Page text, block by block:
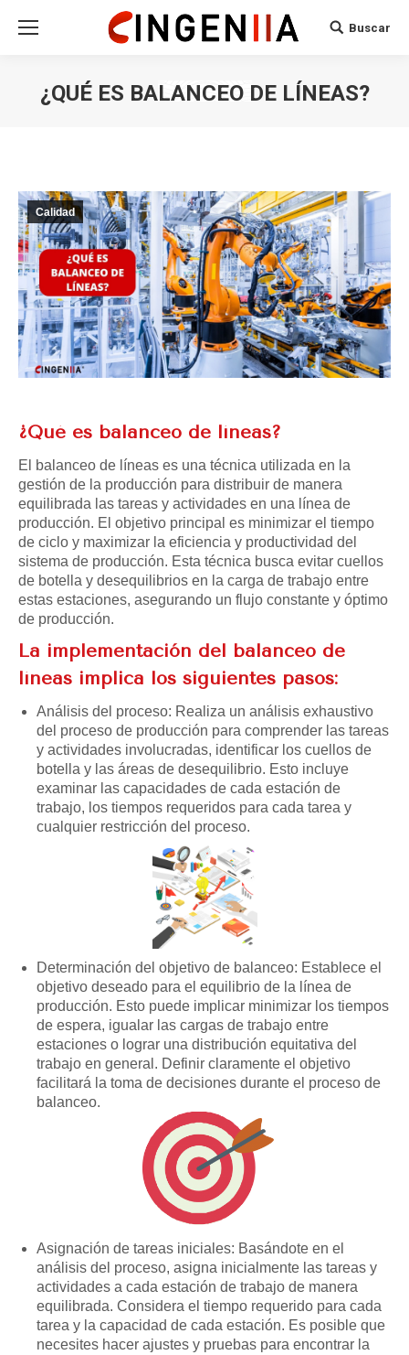
Search:
Buscar
¿QUÉ ES BALANCEO DE LÍNEAS?
Calidad
¿Qué es balanceo de líneas?
El balanceo de líneas es una técnica utilizada en la
gestión de la producción para distribuir de manera
equilibrada las tareas y actividades en una línea de
producción. El objetivo principal es minimizar el tiempo
de ciclo y maximizar la eficiencia y productividad del
sistema de producción. Esta técnica busca evitar cuellos
de botella y desequilibrios en la carga de trabajo entre
estas estaciones, asegurando un flujo constante y óptimo
de producción.
La implementación del balanceo de
líneas implica los siguientes pasos:
Análisis del proceso: Realiza un análisis exhaustivo
del proceso de producción para comprender las tareas
y actividades involucradas, identificar los cuellos de
botella y las áreas de desequilibrio. Esto incluye
examinar las capacidades de cada estación de
trabajo, los tiempos requeridos para cada tarea y
cualquier restricción del proceso.
Determinación del objetivo de balanceo: Establece el
objetivo deseado para el equilibrio de la línea de
producción. Esto puede implicar minimizar los tiempos
de espera, igualar las cargas de trabajo entre
estaciones o lograr una distribución equitativa del
trabajo en general. Definir claramente el objetivo
facilitará la toma de decisiones durante el proceso de
balanceo.
Asignación de tareas iniciales: Basándote en el
análisis del proceso, asigna inicialmente las tareas y
actividades a cada estación de trabajo de manera
equilibrada. Considera el tiempo requerido para cada
tarea y la capacidad de cada estación. Es posible que
necesites hacer ajustes y pruebas para encontrar la